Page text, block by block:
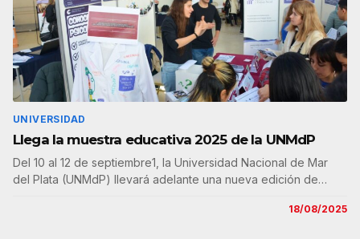
UNIVERSIDAD
Llega la muestra educativa 2025 de la UNMdP
Del 10 al 12 de septiembre1, la Universidad Nacional de Mar
del Plata (UNMdP) llevará adelante una nueva edición de…
18/08/2025